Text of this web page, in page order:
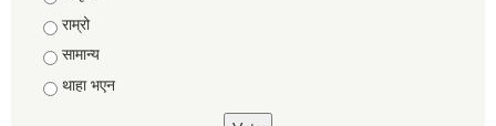
राम्रो
सामान्य
थाहा भएन